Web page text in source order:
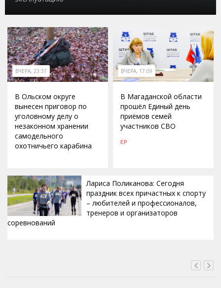
ВЧЕРА, 23:37
В Ольском округе
вынесен приговор по
уголовному делу о
незаконном хранении
самодельного
охотничьего карабина
ВЧЕРА, 17:09
В Магаданской области
прошёл Единый день
приёмов семей
участников СВО
ЕР
Лариса Поликанова: Сегодня
праздник всех причастных к спорту
– любителей и профессионалов,
тренеров и организаторов
соревнований